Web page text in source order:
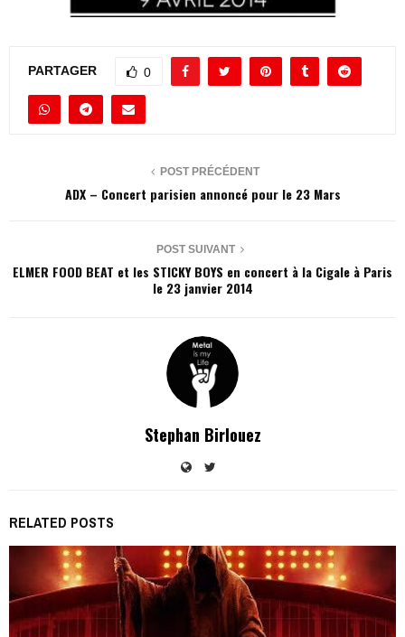
PARTAGER 0
POST PRÉCÉDENT
ADX – Concert parisien annoncé pour le 23 Mars
POST SUIVANT
ELMER FOOD BEAT et les STICKY BOYS en concert à la Cigale à Paris
le 23 janvier 2014
Stephan Birlouez
RELATED POSTS